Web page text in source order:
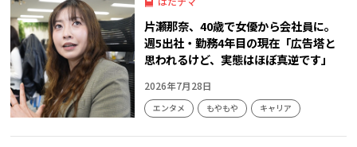
片瀬那奈、40歳で女優から会社員に。
週5出社・勤務4年目の現在「広告塔と
思われるけど、実態はほぼ真逆です」
2026年7月28日
エンタメ もやもや キャリア